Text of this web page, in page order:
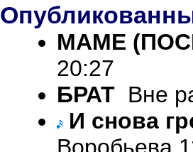
МАМЕ
20:27
БРАТ Вне
И снова
Воробьева